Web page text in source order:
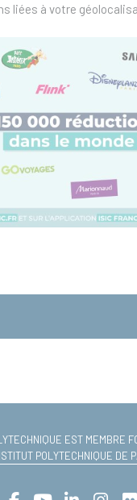
liées à votre
EST MEMBRE
POLYTECHNIQUE DE